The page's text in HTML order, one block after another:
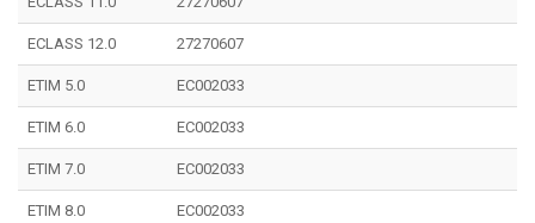
ECLASS 12.0 27270607
ETIM 5.0 EC002033
ETIM 6.0 EC002033
ETIM 7.0 EC002033
ETIM 8.0 EC002033